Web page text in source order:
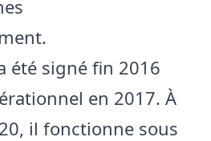
été signé fin 2016
en 2017. À
il fonctionne sous